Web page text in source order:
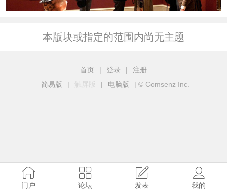
本版块或指定的范围内尚无主题
首页 | 登录 |
注册
简易版
| 触屏版 | 电脑版 | © Comsenz Inc.
门户 论坛 发表 我的